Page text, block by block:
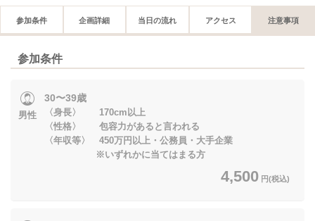
参加条件 企画詳細 当日の流れ アクセス 注意事項
参加条件
男性
30〜39歳
〈身長〉 170cm以上
〈性格〉 包容力があると言われる
〈年収等〉 450万円以上・公務員・大手企業
※いずれかに当てはまる方
4,500 円(税込)